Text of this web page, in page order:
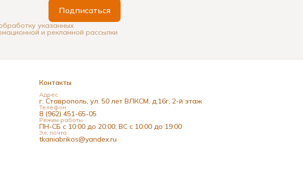
Подписаться
указанных
и рекламной рассылки
Контакты
Адрес
г. Ставрополь, ул. 50 лет ВЛКСМ, д.16г, 2-й этаж
Телефон
8 (962) 451-65-05
Режим работы
ПН-СБ с 10:00 до 20:00; ВС с 10:00 до 19:00
Эл. почта
tkaniabrikos@yandex.ru